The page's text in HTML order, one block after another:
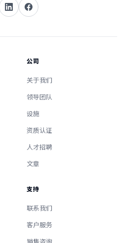
公司
关于我们
领导团队
设施
资质认证
人才招聘
文章
支持
联系我们
客户服务